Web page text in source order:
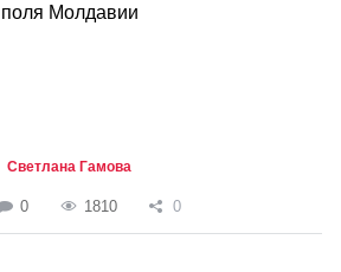
поля Молдавии
Светлана Гамова
0 1810 0